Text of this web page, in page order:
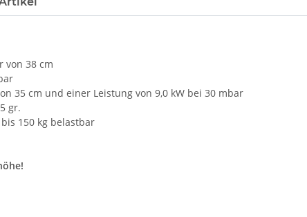
von 38 cm
35 cm und einer Leistung von 9,0 kW bei 30 mbar
gr.
150 kg belastbar